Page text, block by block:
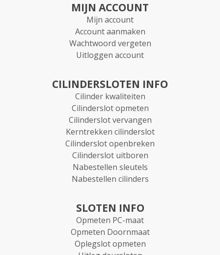
MIJN ACCOUNT
Mijn account
Account aanmaken
Wachtwoord vergeten
Uitloggen account
CILINDERSLOTEN INFO
Cilinder kwaliteiten
Cilinderslot opmeten
Cilinderslot vervangen
Kerntrekken cilinderslot
Cilinderslot openbreken
Cilinderslot uitboren
Nabestellen sleutels
Nabestellen cilinders
SLOTEN INFO
Opmeten PC-maat
Opmeten Doornmaat
Oplegslot opmeten